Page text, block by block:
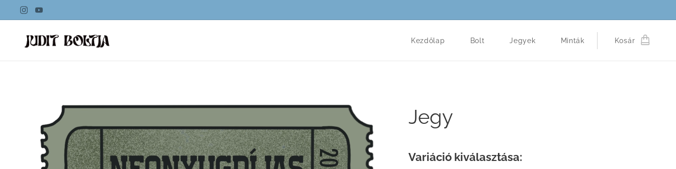
Kezdőlap Bolt Jegyek Minták Kosár
Jegy
Variáció kiválasztása: